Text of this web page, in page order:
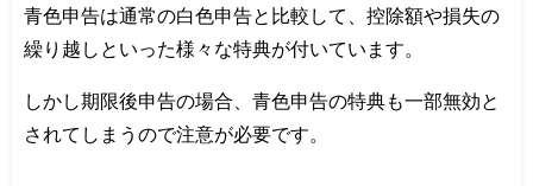
青色申告は通常の白色申告と比較して、控除額や損失の
繰り越しといった様々な特典が付いています。
しかし期限後申告の場合、青色申告の特典も一部無効と
されてしまうので注意が必要です。